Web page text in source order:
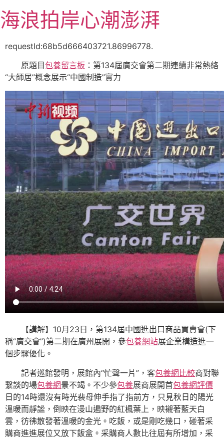
至
主海浪拍岸心潮澎湃
requestId:68b5d666403721.86996778.
原題目包養留言板 ：第134屆廣交會第二期連續非常熱絡
“大師居”概念展示“中國制造”實力
【講解】10月23日，第134屆中國進出口商品買賣會(下
稱“廣交會”)第二期在廣州展開，參包養網站展企業構造進一
個步驟優化。
記者巡館發明，展館內“忙聲一片”，客包養網比較商對聯
繫談的場包養網景不竭。不少參包養展商展開首包養網評價
日的14時還沒有時光裴母伸手指了指前方，只見秋日的陽光
溫暖而靜謐，倒映在漫山遍野的紅楓葉上，映襯著藍天白
雲，彷彿散發著溫暖的金光。吃飯，或是剛吃幾口，碰著采
購商進進展位又放下飯盒。采購商人數比往屆有所增加，采